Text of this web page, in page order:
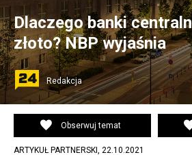
NBP
Dlaczego banki
złoto? NBP wyjaśnia
Redakcja
Obserwuj temat
ARTYKUŁ PARTNERSKI, 22.10.2021